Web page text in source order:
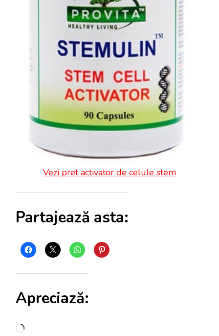
Vezi pret activator de celule stem
Partajează asta:
Apreciază:
Încarc...